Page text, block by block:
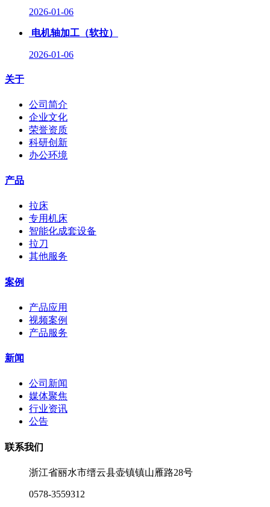
2026-01-06
电机轴加工（软拉）
2026-01-06
关于
公司简介
企业文化
荣誉资质
科研创新
办公环境
产品
拉床
专用机床
智能化成套设备
拉刀
其他服务
案例
产品应用
视频案例
产品服务
新闻
公司新闻
媒体聚焦
行业资讯
公告
联系我们
浙江省丽水市缙云县壶镇镇山雁路28号
0578-3559312